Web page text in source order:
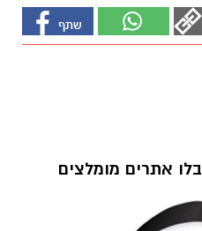
אתרים מומלצים